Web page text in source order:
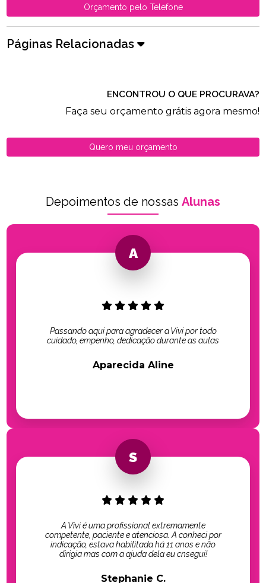
Orçamento pelo Telefone
Páginas Relacionadas
ENCONTROU O QUE PROCURAVA?
Faça seu orçamento grátis agora mesmo!
Quero meu orçamento
Depoimentos de nossas Alunas
Passando aqui para agradecer a Vivi por todo
cuidado, empenho, dedicação durante as aulas
Aparecida Aline
A Vivi é uma profissional extremamente
competente, paciente e atenciosa. A conheci por
indicação, estava habilitada há 11 anos e não
dirigia mas com a ajuda dela eu cnsegui!
Stephanie C.